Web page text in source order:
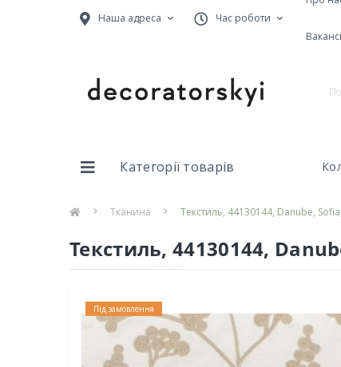
Наша адреса Час роботи
Категорії товарів
Тканина Текстиль, 44130144, Danube,
Текстиль, 44130144,
Під замовлення